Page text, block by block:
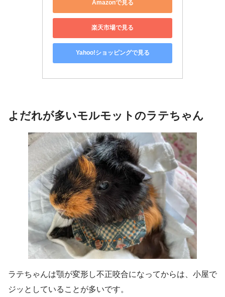
Amazonで見る
楽天市場で見る
Yahoo!ショッピングで見る
よだれが多いモルモットのラテちゃん
ラテちゃんは顎が変形し不正咬合になってからは、小屋で
ジッとしていることが多いです。